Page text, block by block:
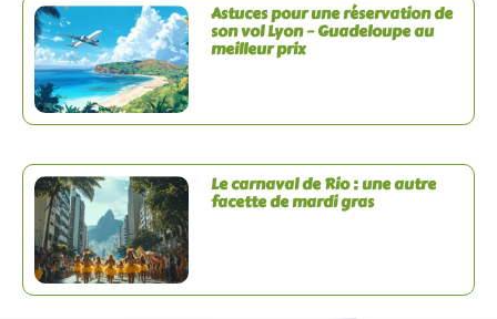
Astuces pour une réservation de
son vol Lyon – Guadeloupe au
meilleur prix
Le carnaval de Rio : une autre
facette de mardi gras